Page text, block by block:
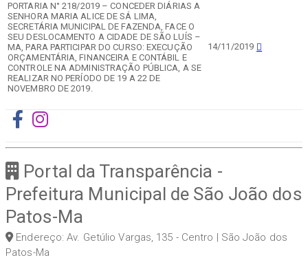
PORTARIA N° 218/2019 – CONCEDER DIÁRIAS A
SENHORA MARIA ALICE DE SÁ LIMA,
SECRETÁRIA MUNICIPAL DE FAZENDA, FACE O
SEU DESLOCAMENTO A CIDADE DE SÃO LUÍS –
MA, PARA PARTICIPAR DO CURSO: EXECUÇÃO
ORÇAMENTÁRIA, FINANCEIRA E CONTÁBIL E
CONTROLE NA ADMINISTRAÇÃO PÚBLICA, A SE
REALIZAR NO PERÍODO DE 19 A 22 DE
NOVEMBRO DE 2019.
14/11/2019
Portal da Transparência -
Prefeitura Municipal de São João dos
Patos-Ma
Endereço: Av. Getúlio Vargas, 135 - Centro | São João dos
Patos-Ma